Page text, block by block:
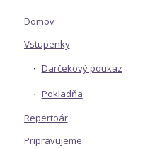
Domov
Vstupenky
Darčekový poukaz
Pokladňa
Repertoár
Pripravujeme